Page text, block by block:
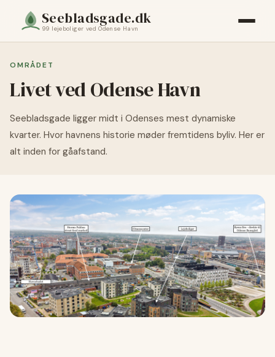
Seebladsgade.dk
99 lejeboliger ved Odense Havn
OMRÅDET
Livet ved Odense Havn
Seebladsgade ligger midt i Odenses mest dynamiske
kvarter. Hvor havnens historie møder fremtidens byliv. Her er
alt inden for gåafstand.